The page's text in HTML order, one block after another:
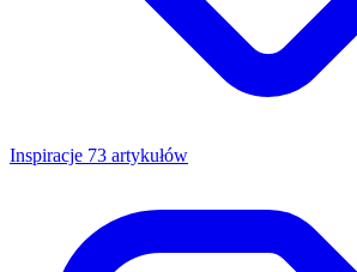
Inspiracje 73 artykułów